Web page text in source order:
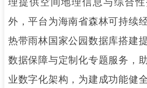
外，平台为海南省森林可持续
热带雨林国家公园数据库搭建
数据保障与定制化专题服务，
业数字化架构，为建成功能健